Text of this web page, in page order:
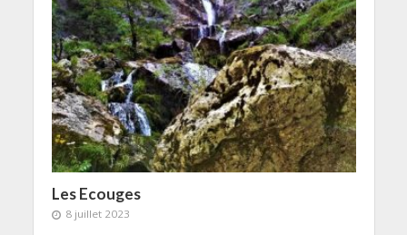
Les Ecouges
8 juillet 2023